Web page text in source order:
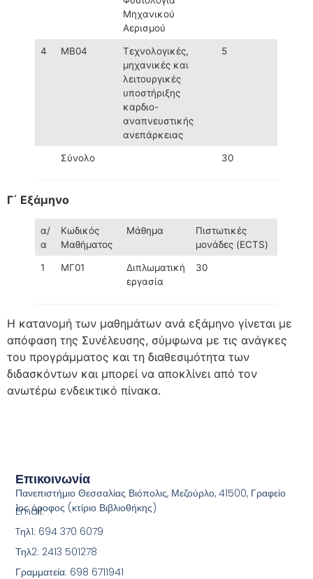
Μηχανικού
Αερισμού
4 ΜΒ04
Τεχνολογικές,
μηχανικές και
λειτουργικές
υποστήριξης
καρδιο-
αναπνευστικής
ανεπάρκειας
5
Σύνολο 30
Γ΄ Εξάμηνο
α/
α
Κωδικός
Μαθήματος
Μάθημα
Πιστωτικές
μονάδες (ECTS)
1 ΜΓ01
Διπλωματική
εργασία
30
Η κατανομή των μαθημάτων ανά εξάμηνο γίνεται με
απόφαση της Συνέλευσης, σύμφωνα με τις ανάγκες
του προγράμματος και τη διαθεσιμότητα των
διδασκόντων και μπορεί να αποκλίνει από τον
ανωτέρω ενδεικτικό πίνακα.
Επικοινωνία
Πανεπιστήμιο Θεσσαλίας Βιόπολις, Μεζούρλο, 41500, Γραφείο
1ος όροφος (κτίριο Βιβλιοθήκης)
Email:
Tηλ1: 694 370 6079
Τηλ2: 2413 501278
Γραμματεία: 698 6711941